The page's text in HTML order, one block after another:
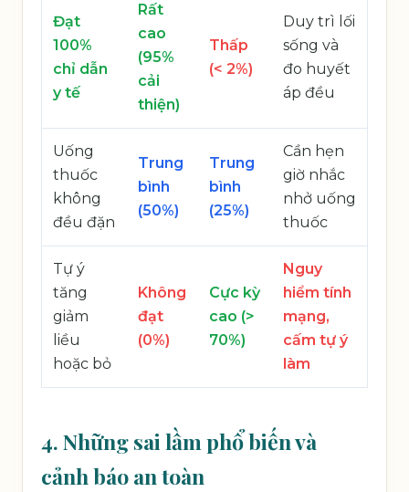
Đạt
100%
chỉ dẫn
y tế
Rất
cao
(95%
cải
thiện)
Thấp
(< 2%)
Duy trì lối
sống và
đo huyết
áp đều
Uống
thuốc
không
đều đặn
Trung
bình
(50%)
Trung
bình
(25%)
Cần hẹn
giờ nhắc
nhở uống
thuốc
Tự ý
tăng
giảm
liều
hoặc bỏ
Không
đạt
(0%)
Cực kỳ
cao (>
70%)
Nguy
hiểm tính
mạng,
cấm tự ý
làm
4. Những sai lầm phổ biến và
cảnh báo an toàn